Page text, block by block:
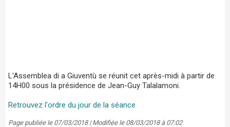
L'Assemblea di a Giuventù se réunit cet après-midi à partir de
14H00 sous la présidence de Jean-Guy Talalamoni.
Retrouvez l'ordre du jour de la séance
Page publiée le 07/03/2018 | Modifiée le 08/03/2018 à 07:02